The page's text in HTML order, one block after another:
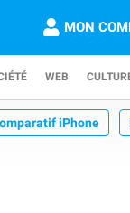
MON
WEB
iPhone